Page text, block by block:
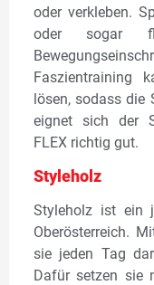
oder verkleben.
oder sogar
Faszientraining
lösen, sodass die
eignet sich der
FLEX richtig gut.
Styleholz
Styleholz ist ein
Oberösterreich.
sie jeden Tag
Dafür setzen sie